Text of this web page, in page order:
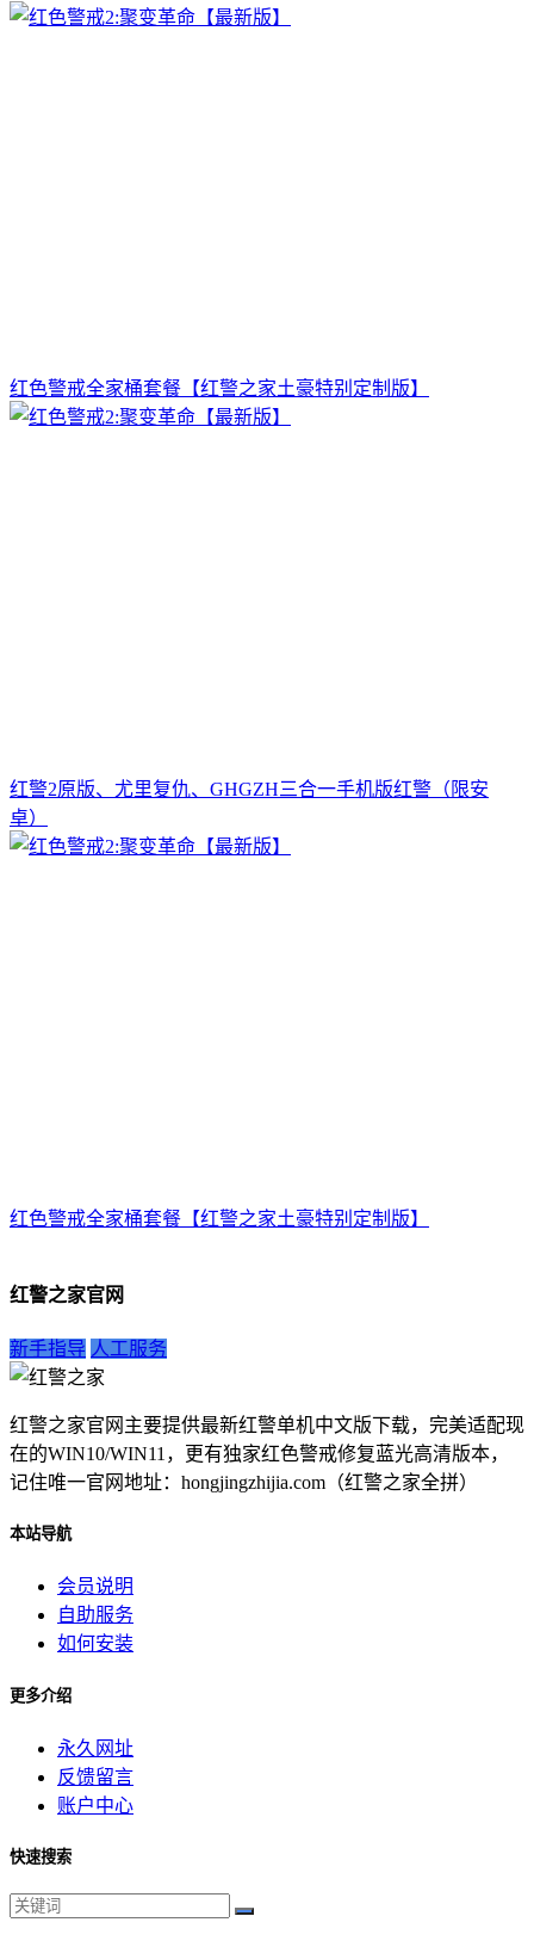
红色警戒全家桶套餐【红警之家土豪特别定制版】
红警2原版、尤里复仇、GHGZH三合一手机版红警（限安
卓）
红色警戒全家桶套餐【红警之家土豪特别定制版】
红警之家官网
新手指导 人工服务
红警之家官网主要提供最新红警单机中文版下载，完美适配现
在的WIN10/WIN11，更有独家红色警戒修复蓝光高清版本，
记住唯一官网地址：hongjingzhijia.com（红警之家全拼）
本站导航
会员说明
自助服务
如何安装
更多介绍
永久网址
反馈留言
账户中心
快速搜索